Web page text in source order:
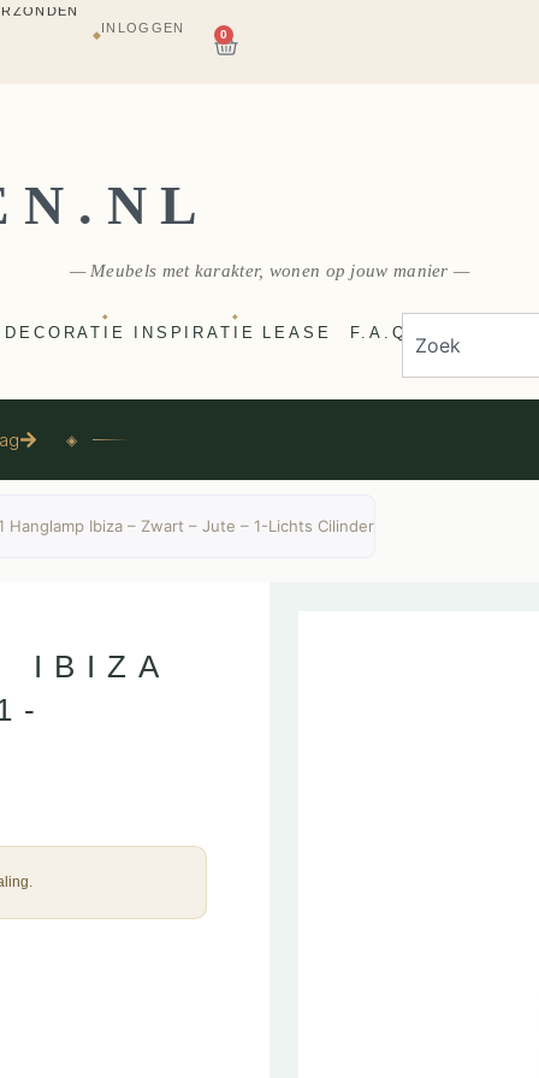
◆INLOGGEN 0
— Meubels met karakter, wonen op jouw manier —
DECORATIE
◆
INSPIRATIE
◆
LEASE F.A.Q
◈
Hanglamp Ibiza – Zwart – Jute – 1-Lichts Cilinder
IBIZA